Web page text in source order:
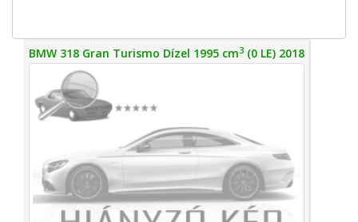
BMW 318 Gran Turismo Dízel 1995 cm3 (0 LE) 2018